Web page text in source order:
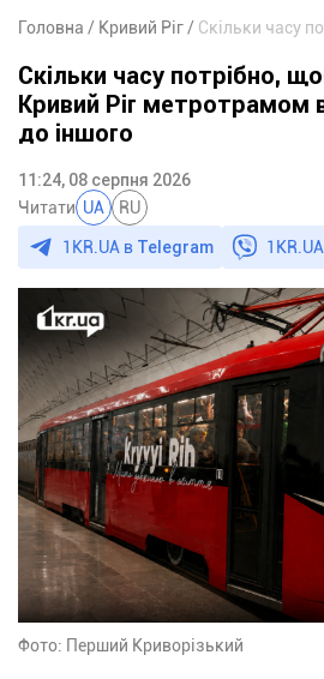
Головна Кривий Ріг
Скільки часу потрібно,
Кривий Ріг метротрамом
до іншого
11:24, 08 серпня 2026
Читати UA RU
1KR.UA в Telegram
Фото: Перший Криворізький